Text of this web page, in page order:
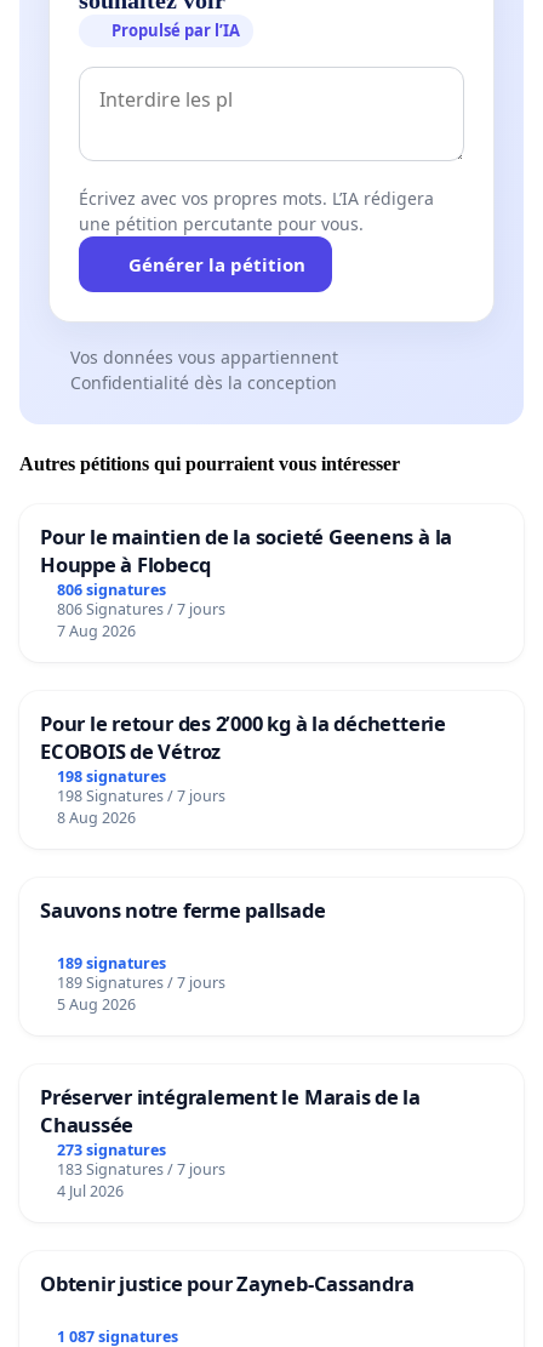
Propulsé par l’IA
Écrivez avec vos propres mots. L’IA rédigera
une pétition percutante pour vous.
Générer la pétition
Vos données vous appartiennent
Confidentialité dès la conception
Autres pétitions qui pourraient vous intéresser
Pour le maintien de la societé Geenens à la
Houppe à Flobecq
806 signatures
806 Signatures / 7 jours
7 Aug 2026
Pour le retour des 2’000 kg à la déchetterie
ECOBOIS de Vétroz
198 signatures
198 Signatures / 7 jours
8 Aug 2026
Sauvons notre ferme pallsade
189 signatures
189 Signatures / 7 jours
5 Aug 2026
Préserver intégralement le Marais de la
Chaussée
273 signatures
183 Signatures / 7 jours
4 Jul 2026
Obtenir justice pour Zayneb-Cassandra
1 087 signatures